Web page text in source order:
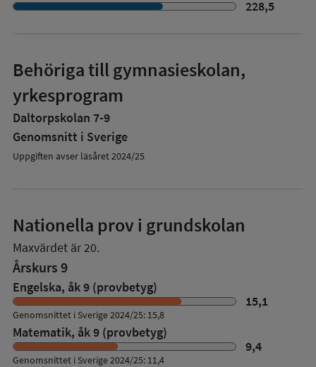
228,5
Behöriga till gymnasieskolan,
yrkesprogram
Daltorpskolan 7-9
Genomsnitt i Sverige
Uppgiften avser läsåret 2024/25
Nationella prov i grundskolan
Maxvärdet är 20.
Årskurs 9
Engelska, åk 9 (provbetyg)
15,1
Genomsnittet i Sverige 2024/25: 15,8
Matematik, åk 9 (provbetyg)
9,4
Genomsnittet i Sverige 2024/25: 11,4